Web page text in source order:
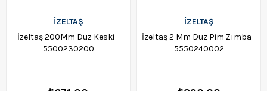
İZELTAŞ
İzeltaş 200Mm Düz Keski -
5500230200
İZELTAŞ
İzeltaş 2 Mm Düz Pim Zımba -
5550240002